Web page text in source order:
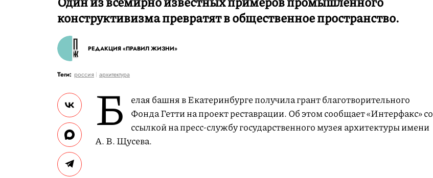
конструктивизма превратят в общественное пространство.
РЕДАКЦИЯ «ПРАВИЛ ЖИЗНИ»
Теги: россия архитектура
Б
елая башня в Екатеринбурге получила грант благотворительного
Фонда Гетти на проект реставрации. Об этом сообщает «Интерфакс» со
ссылкой на пресс-службу государственного музея архитектуры имени
А. В. Щусева.